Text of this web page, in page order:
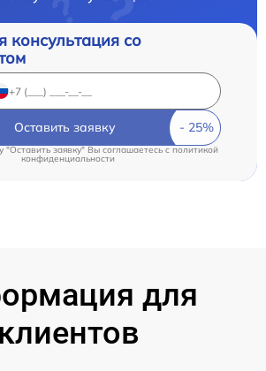
консультация со
Оставить заявку
"Оставить заявку" Вы соглашаетесь cполитикой
конфиденциальности
для
клиентов